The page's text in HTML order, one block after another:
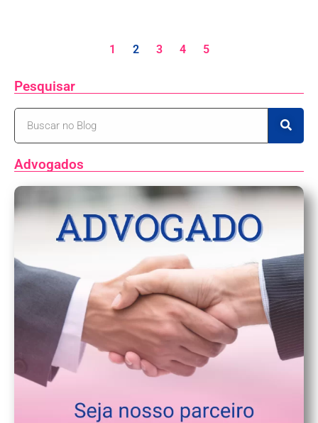
1 2 3 4 5
Pesquisar
Advogados